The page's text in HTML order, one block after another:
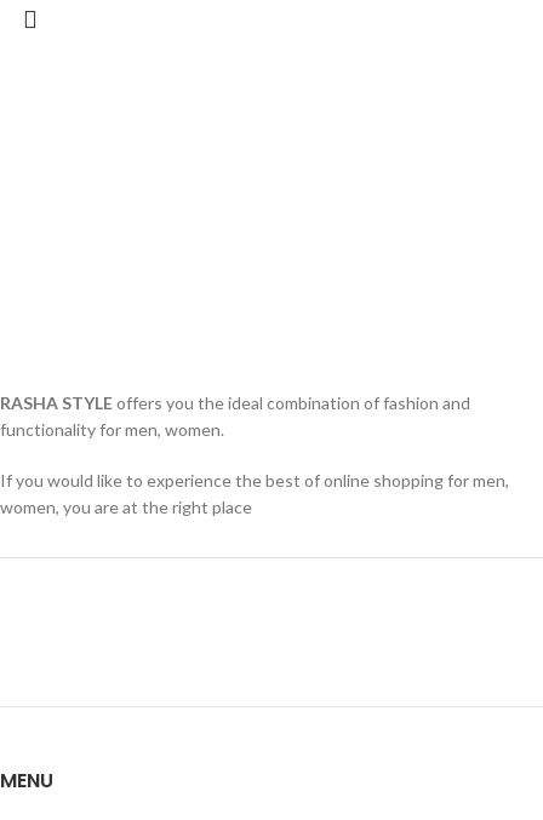
RASHA STYLEoffers you the ideal combination of fashion and
functionality for men, women.
If you would like to experience the best of online shopping for men,
women, you are at the right place
MENU